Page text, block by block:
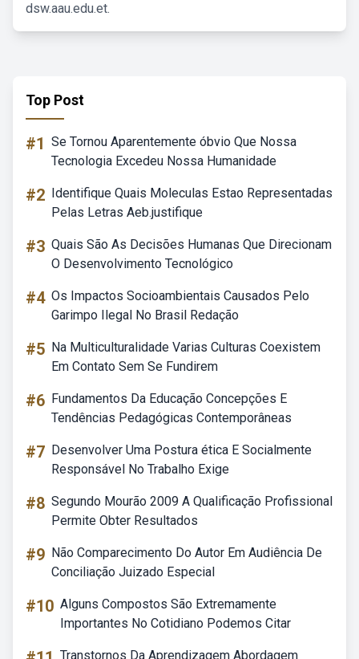
dsw.aau.edu.et.
Top Post
#1 Se Tornou Aparentemente óbvio Que Nossa
Tecnologia Excedeu Nossa Humanidade
#2 Identifique Quais Moleculas Estao Representadas
Pelas Letras Aeb.justifique
#3 Quais São As Decisões Humanas Que Direcionam
O Desenvolvimento Tecnológico
#4 Os Impactos Socioambientais Causados Pelo
Garimpo Ilegal No Brasil Redação
#5 Na Multiculturalidade Varias Culturas Coexistem
Em Contato Sem Se Fundirem
#6 Fundamentos Da Educação Concepções E
Tendências Pedagógicas Contemporâneas
#7 Desenvolver Uma Postura ética E Socialmente
Responsável No Trabalho Exige
#8 Segundo Mourão 2009 A Qualificação Profissional
Permite Obter Resultados
#9 Não Comparecimento Do Autor Em Audiência De
Conciliação Juizado Especial
#10 Alguns Compostos São Extremamente
Importantes No Cotidiano Podemos Citar
Transtornos Da Aprendizagem Abordagem